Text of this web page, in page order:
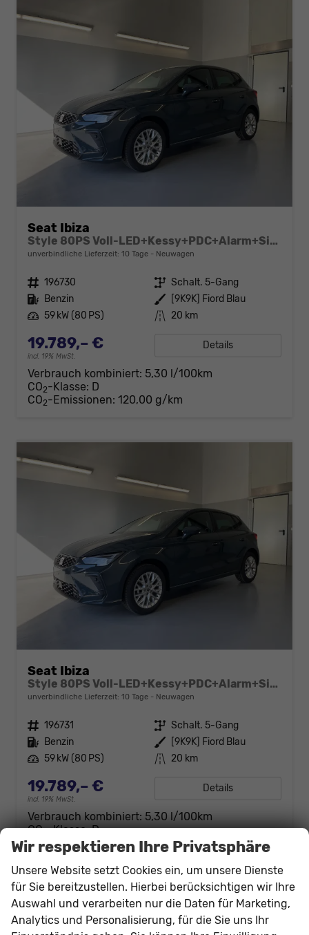
Seat Ibiza
Style 80PS Voll-LED+Kessy+PDC+Alarm+Sitzheizung+Kamera+App-Connect
unverbindliche Lieferzeit: 10 Tage Neuwagen
Fahrzeugnr. 196730 Getriebe Schalt. 5-Gang
Kraftstoff Benzin Außenfarbe
[9K9K] Fiord Blau
Leistung 59 kW (80 PS) Kilometerstand 20 km
19.789,– €
incl. 19% MwSt.
Details
Verbrauch kombiniert: 5,30 l/100km
CO2-Klasse: D
CO2-Emissionen: 120,00 g/km
Seat Ibiza
Style 80PS Voll-LED+Kessy+PDC+Alarm+Sitzheizung+Kamera+App-Connect
unverbindliche Lieferzeit: 10 Tage Neuwagen
Fahrzeugnr. 196731 Getriebe Schalt. 5-Gang
Kraftstoff Benzin Außenfarbe
[9K9K] Fiord Blau
Leistung 59 kW (80 PS) Kilometerstand 20 km
19.789,– €
incl. 19% MwSt.
Details
Verbrauch kombiniert: 5,30 l/100km
CO -Klasse: D
CO2-Emissionen:120,00 g/km
Wir respektieren Ihre Privatsphäre
Unsere Website setzt Cookies ein, um unsere Dienste
für Sie bereitzustellen. Hierbei berücksichtigen wir Ihre
Auswahl und verarbeiten nur die Daten für Marketing,
Analytics und Personalisierung, für die Sie uns Ihr